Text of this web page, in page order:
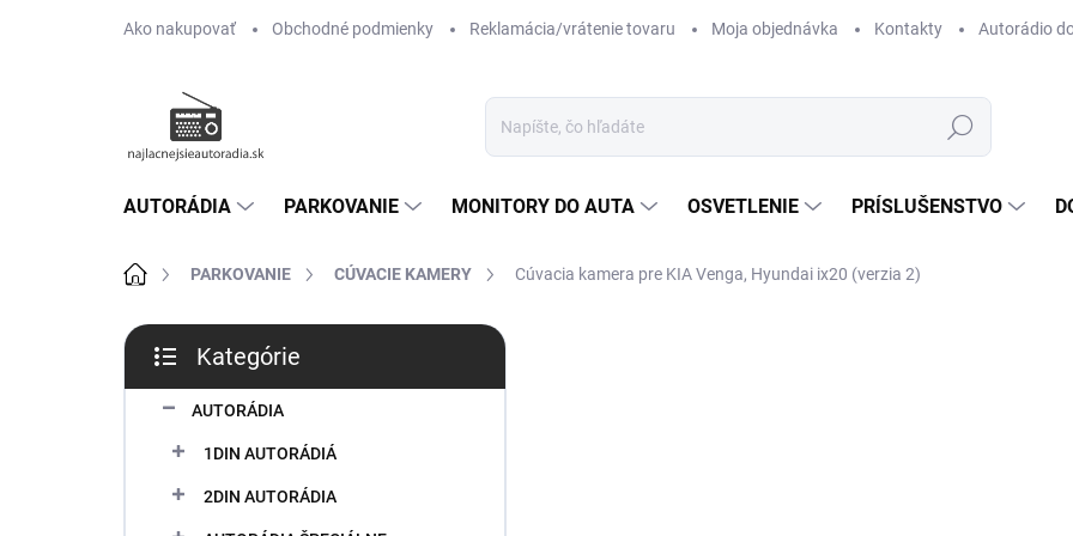
Ako nakupovať Obchodné podmienky Reklamácia/vrátenie tovaru Moja objednávka Kontakty Autorádio
Hľadať
AUTORÁDIA PARKOVANIE MONITORY DO AUTA OSVETLENIE PRÍSLUŠENSTVO
DomovPARKOVANIE CÚVACIE KAMERY Cúvacia kamera pre KIA Venga, Hyundai ix20 (verzia 2)
B
č
kategórie
Kategórie
AUTORÁDIA
1DIN AUTORÁDIÁ
2DIN AUTORÁDIA